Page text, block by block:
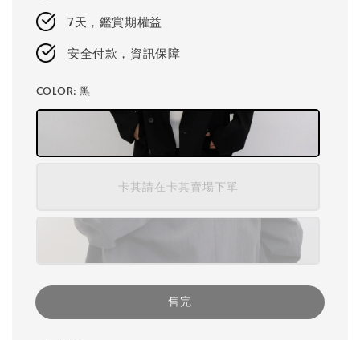
7天，鑑賞期權益
安全付款，資訊保障
COLOR: 黑
卡其請在卡其賣場下單
售完